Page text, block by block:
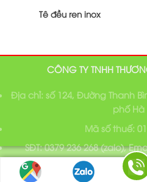
Tê đều ren inox
CÔNG TY TNHH
Địa chỉ: số 124, Đường Thanh
phố Hà
Mã số thuế:
SĐT: 0379 236 268 (zalo),
Bản quyền thuộc